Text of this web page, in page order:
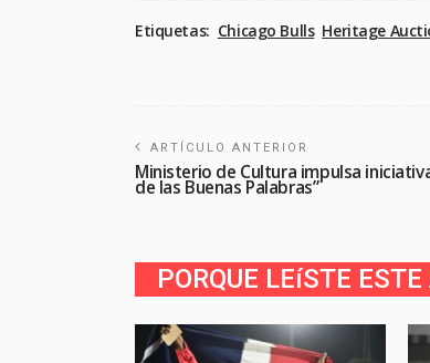
Etiquetas: Chicago Bulls Heritage
ARTÍCULO ANTERIOR
Ministerio de Cultura impulsa
de las Buenas Palabras”
PORQUE LEíSTE ESTE